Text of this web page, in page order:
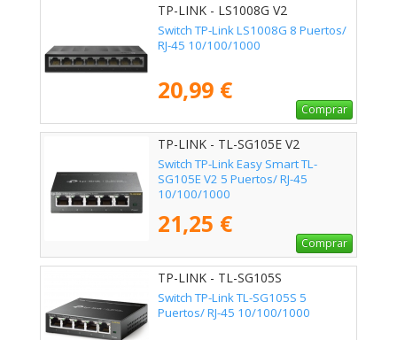
TP-LINK - LS1008G V2
Switch TP-Link LS1008G 8 Puertos/
RJ-45 10/100/1000
20,99 €
Comprar
TP-LINK - TL-SG105E V2
Switch TP-Link Easy Smart TL-
SG105E V2 5 Puertos/ RJ-45
10/100/1000
21,25 €
Comprar
TP-LINK - TL-SG105S
Switch TP-Link TL-SG105S 5
Puertos/ RJ-45 10/100/1000